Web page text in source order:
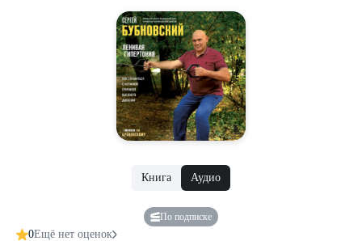
Книга Аудио
По подписке
0Ещё нет оценок